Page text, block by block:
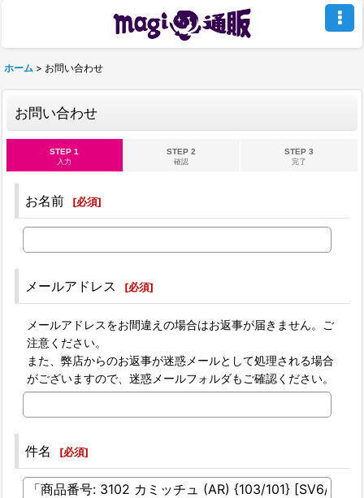
ホーム > お問い合わせ
お問い合わせ
STEP 1
入力
STEP 2
確認
STEP 3
完了
お名前 [必須]
メールアドレス [必須]
メールアドレスをお間違えの場合はお返事が届きません。ご
注意ください。
また、弊店からのお返事が迷惑メールとして処理される場合
がございますので、迷惑メールフォルダもご確認ください。
件名 [必須]